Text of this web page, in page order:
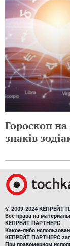
Гороскоп на
знаків
© 2009-2024 КЕПРЕЙТ
Все права на
КЕПРЕЙТ ПАРТНЕРС.
Какое-либо
КЕПРЕЙТ ПАРТНЕРС
При правомерном